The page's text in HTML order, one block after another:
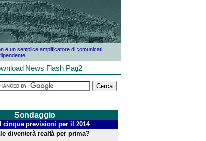
è un semplice amplificatore di comunicati
News Flash Pag2
Sondaggio
cinque previsioni per il 2014
diventerà realtà per prima?